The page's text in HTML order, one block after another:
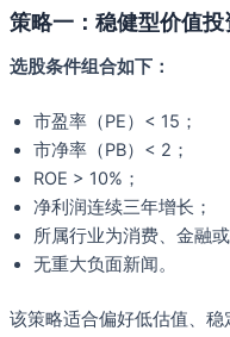
策略一：稳健型价值投
选股条件组合如下：
市盈率（PE）< 15；
市净率（PB）< 2；
ROE > 10%；
净利润连续三年增长；
所属行业为消费、金融
无重大负面新闻。
该策略适合偏好低估值、